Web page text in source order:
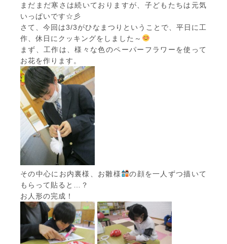
まだまだ寒さは続いておりますが、子どもたちは元気
いっぱいです☆彡
さて、今回は3/3がひなまつりということで、平日に工
作、休日にクッキングをしました～
まず、工作は、様々な色のペーパーフラワーを使って
お花を作ります。
その中心にお内裏様、お雛様
の顔を一人ずつ描いて
もらって貼ると…？
お人形の完成！